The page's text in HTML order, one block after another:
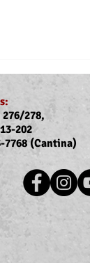
saúde:
novos valores
de julho
agosto)
278,
202
7768 (Cantina)